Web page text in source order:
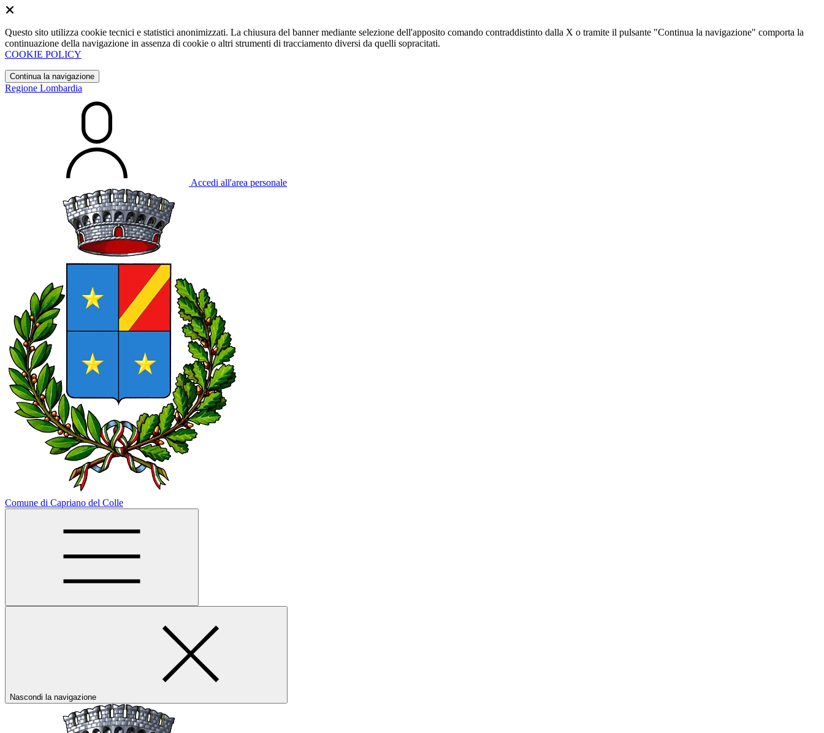
Questo sito utilizza cookie tecnici e statistici anonimizzati. La chiusura del banner mediante selezione dell'apposito comando contraddistinto dalla X o tramite il pulsante "Continua la navigazione" comporta la
continuazione della navigazione in assenza di cookie o altri strumenti di tracciamento diversi da quelli sopracitati.
COOKIE POLICY
Continua la navigazione
Regione Lombardia
Accedi all'area personale
Comune di Capriano del Colle
Nascondi la navigazione